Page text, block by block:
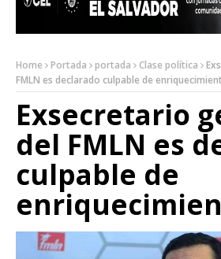
Home Portada portada Clase política
FMLN es declarado culpable de
Exsecretario
del FMLN es
culpable de